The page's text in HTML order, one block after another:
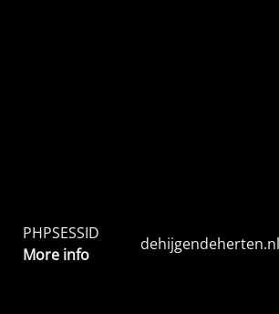
PHPSESSID
More info
dehijgendeherten.nl